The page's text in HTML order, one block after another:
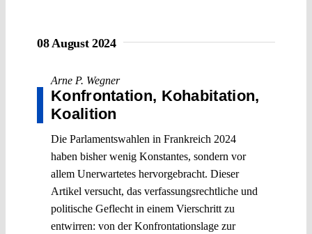
08 August 2024
Arne P. Wegner
Konfrontation, Kohabitation,
Koalition
Die Parlamentswahlen in Frankreich 2024
haben bisher wenig Konstantes, sondern vor
allem Unerwartetes hervorgebracht. Dieser
Artikel versucht, das verfassungsrechtliche und
politische Geflecht in einem Vierschritt zu
entwirren: von der Konfrontationslage zur